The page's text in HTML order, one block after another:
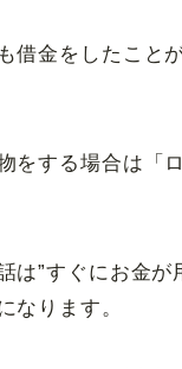
借金をしたこと
をする場合は「
は”すぐにお金が
なります。